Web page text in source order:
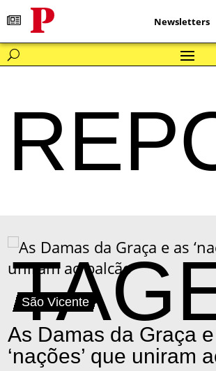
Newsletters
As Damas da Graça
‘nações’ que uniram
São Vicente